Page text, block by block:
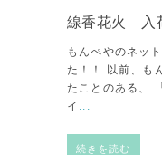
線香花火 入
もんぺやのネッ
た！！ 以前、も
たことのある、
イ ...
続きを読む